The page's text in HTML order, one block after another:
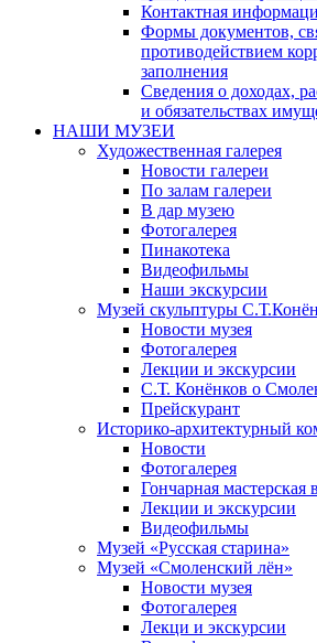
Контактная
Формы документов,
противодействием
заполнения
Сведения о доходах,
и обязательствах
НАШИ МУЗЕИ
Художественная галерея
Новости галереи
По залам галереи
В дар музею
Фотогалерея
Пинакотека
Видеофильмы
Наши экскурсии
Музей скульптуры
Новости музея
Фотогалерея
Лекции и экскурсии
С.Т. Конёнков о
Прейскурант
Историко-архитектурный
Новости
Фотогалерея
Гончарная
Лекции и экскурсии
Видеофильмы
Музей «Русская старина»
Музей «Смоленский лён»
Новости музея
Фотогалерея
Лекци и экскурсии